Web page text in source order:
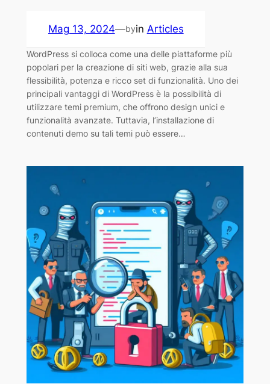
Mag 13, 2024—byin Articles
WordPress si colloca come una delle piattaforme più
popolari per la creazione di siti web, grazie alla sua
flessibilità, potenza e ricco set di funzionalità. Uno dei
principali vantaggi di WordPress è la possibilità di
utilizzare temi premium, che offrono design unici e
funzionalità avanzate. Tuttavia, l’installazione di
contenuti demo su tali temi può essere…